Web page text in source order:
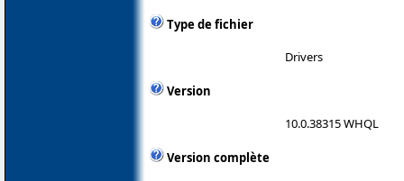
Type de fichier
Drivers
Version
10.0.38315 WHQL
Version complète